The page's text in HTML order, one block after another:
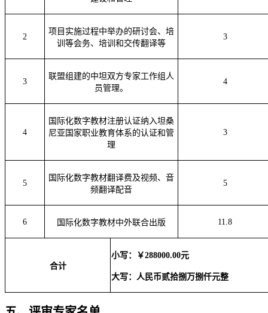
2
项目实施过程中举办的研讨会、培
训等会务、培训和交传翻译等
3
3
联盟组建的中坦双方专家工作组人
员管理。
4
4
国际化数字教材注册认证纳入坦桑
尼亚国家职业教育体系的认证和管
理
3
5
国际化数字教材翻译费及视频、音
频翻译配音
5
6 国际化数字教材中外联合出版 11.8
合计
小写：￥288000.00元
大写：人民币贰拾捌万捌仟元整